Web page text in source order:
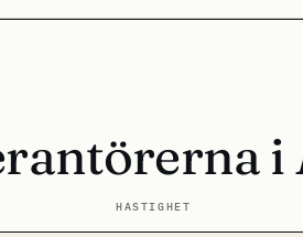
i
HASTIGHET